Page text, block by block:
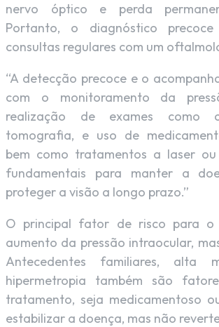
nervo óptico e perda
Portanto, o diagnóstico
consultas regulares com um
“A detecção precoce e o
com o monitoramento da
realização de exames como
tomografia, e uso de
bem como tratamentos a laser ou
fundamentais para manter a
proteger a visão a longo prazo.”
O principal fator de risco para o
aumento da pressão intraocular,
Antecedentes familiares, alta
hipermetropia também são
tratamento, seja medicamentoso
estabilizar a doença, mas não